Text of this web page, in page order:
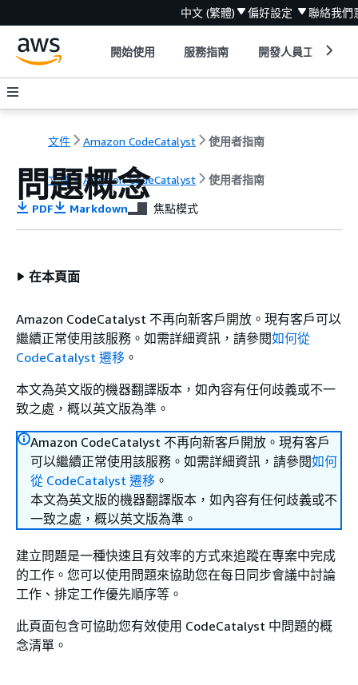
中文 (繁體) 偏好設定 聯絡我們
開始使用 服務指南 開發人員工具
文件 Amazon CodeCatalyst 使用者指南
文件 Amazon CodeCatalyst 使用者指南
問題概念
PDF Markdown 焦點模式
在本頁面
Amazon CodeCatalyst 不再向新客戶開放。現有客戶可以
繼續正常使用該服務。如需詳細資訊，請參閱如何從
CodeCatalyst 遷移 。
本文為英文版的機器翻譯版本，如內容有任何歧義或不一
致之處，概以英文版為準。
Amazon CodeCatalyst 不再向新客戶開放。現有客戶
可以繼續正常使用該服務。如需詳細資訊，請參閱如何
從 CodeCatalyst 遷移 。
本文為英文版的機器翻譯版本，如內容有任何歧義或不
一致之處，概以英文版為準。
建立問題是一種快速且有效率的方式來追蹤在專案中完成
的工作。您可以使用問題來協助您在每日同步會議中討論
工作、排定工作優先順序等。
此頁面包含可協助您有效使用 CodeCatalyst 中問題的概
念清單。